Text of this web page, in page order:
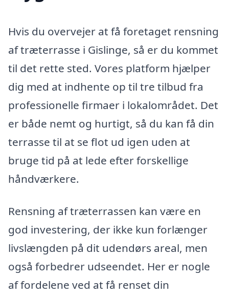
Hvis du overvejer at få foretaget rensning
af træterrasse i Gislinge, så er du kommet
til det rette sted. Vores platform hjælper
dig med at indhente op til tre tilbud fra
professionelle firmaer i lokalområdet. Det
er både nemt og hurtigt, så du kan få din
terrasse til at se flot ud igen uden at
bruge tid på at lede efter forskellige
håndværkere.
Rensning af træterrassen kan være en
god investering, der ikke kun forlænger
livslængden på dit udendørs areal, men
også forbedrer udseendet. Her er nogle
af fordelene ved at få renset din